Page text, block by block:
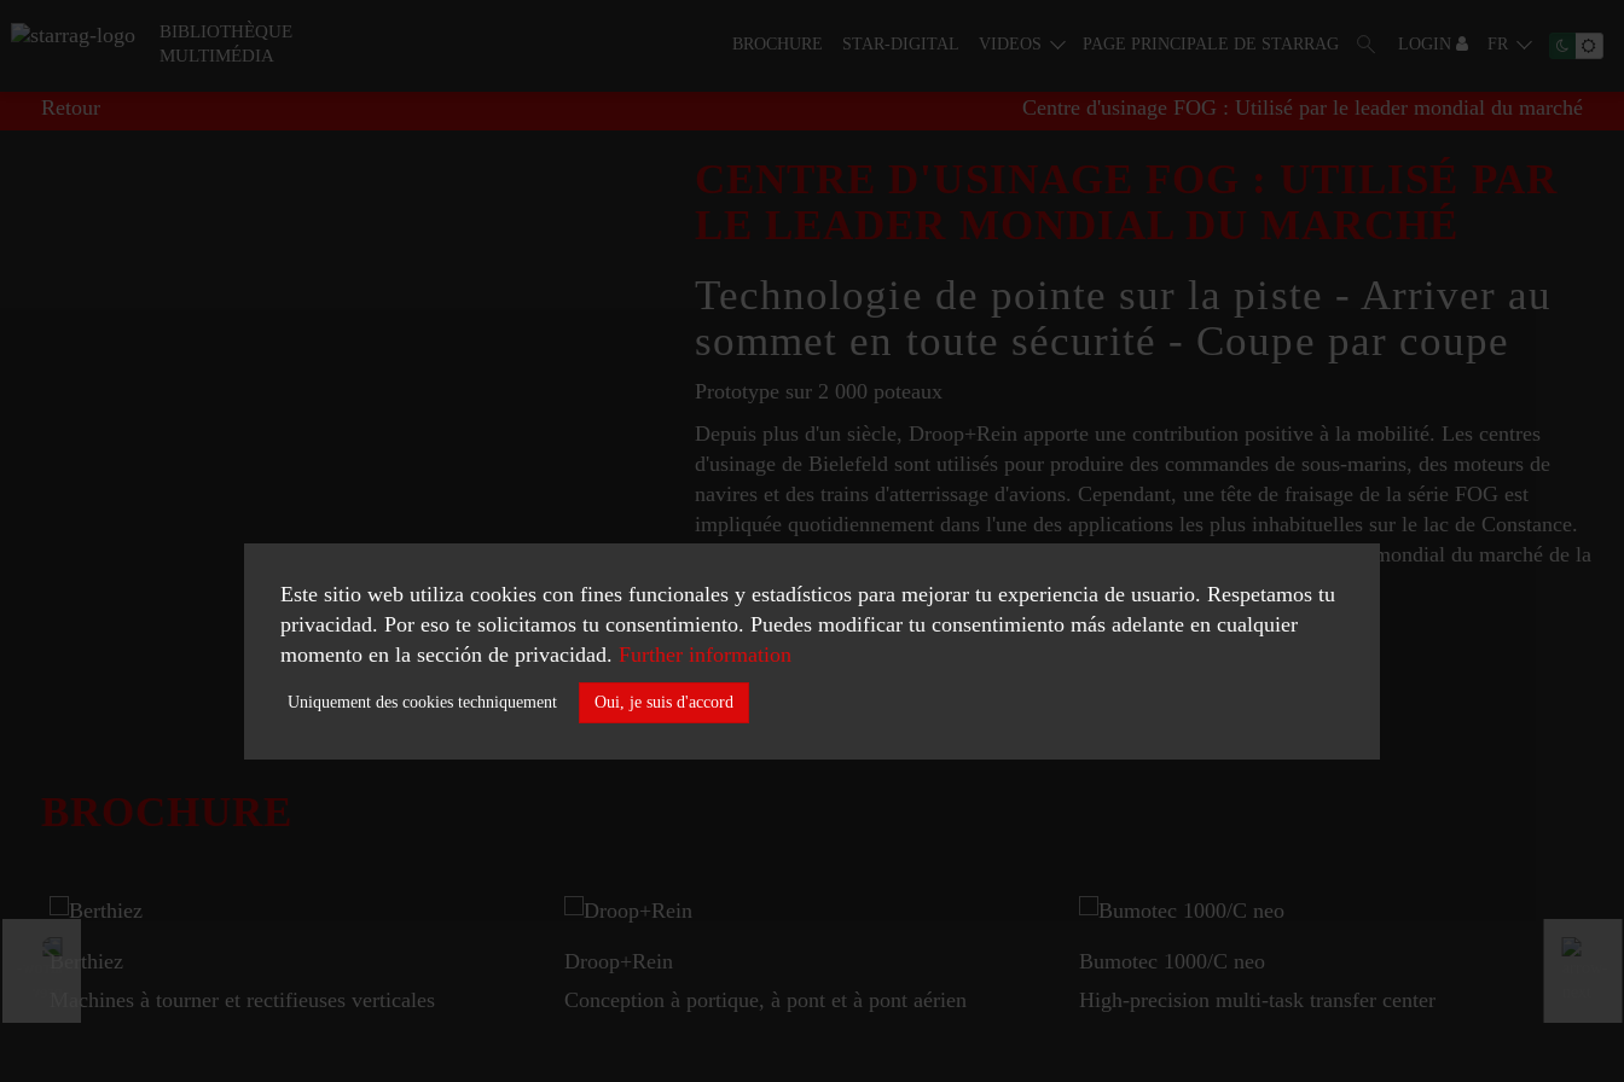
BIBLIOTHÈQUE
MULTIMÉDIA
LOGIN FR
BROCHURE STAR-DIGITAL VIDEOS PAGE PRINCIPALE DE STARRAG
Retour Centre d'usinage FOG : Utilisé par le leader mondial du marché
CENTRE D'USINAGE FOG : UTILISÉ PAR
LE LEADER MONDIAL DU MARCHÉ
Technologie de pointe sur la piste - Arriver au
sommet en toute sécurité - Coupe par coupe
Prototype sur 2 000 poteaux
Depuis plus d'un siècle, Droop+Rein apporte une contribution positive à la mobilité. Les centres
d'usinage de Bielefeld sont utilisés pour produire des commandes de sous-marins, des moteurs de
navires et des trains d'atterrissage d'avions. Cependant, une tête de fraisage de la série FOG est
impliquée quotidiennement dans l'une des applications les plus inhabituelles sur le lac de Constance.
Elle est utilisée pour produire des segments de roues à poulies pour le leader mondial du marché de la
construction de téléphériques.
AFFICHER PLUS
BROCHURE
Berthiez
Machines à tourner et rectifieuses verticales
Droop+Rein
Conception à portique, à pont et à pont aérien
Bumotec 1000/C neo
High-precision multi-task transfer center
Este sitio web utiliza cookies con fines funcionales y estadísticos para mejorar tu experiencia de usuario. Respetamos tu
privacidad. Por eso te solicitamos tu consentimiento. Puedes modificar tu consentimiento más adelante en cualquier
momento en la sección de privacidad. Further information
Oui, je suis d'accord
Uniquement des cookies techniquement
Statistics